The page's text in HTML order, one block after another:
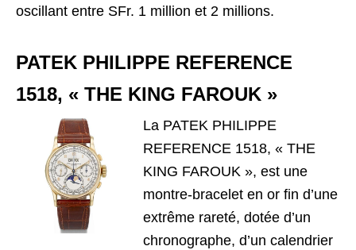
oscillant entre SFr. 1 million et 2 millions.
PATEK PHILIPPE REFERENCE
1518, « THE KING FAROUK »
La PATEK PHILIPPE
REFERENCE 1518, « THE
KING FAROUK », est une
montre-bracelet en or fin d’une
extrême rareté, dotée d’un
chronographe, d’un calendrier